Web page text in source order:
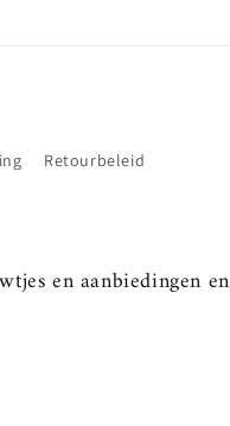
Retourbeleid
en aanbiedingen